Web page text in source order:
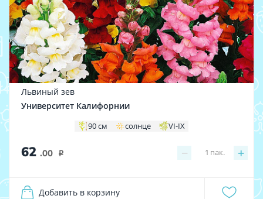
Львиный зев
Университет Калифорнии
90 см солнце VI-IX
62 .00 i − +
1 пак.
Добавить в корзину